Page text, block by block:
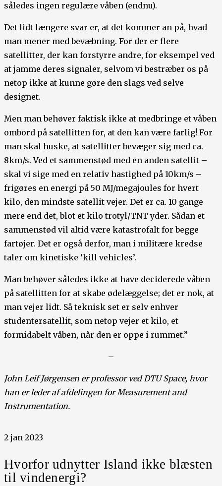
således ingen regulære våben (endnu).
Det lidt længere svar er, at det kommer an på, hvad
man mener med bevæbning. For der er flere
satellitter, der kan forstyrre andre, for eksempel ved
at jamme deres signaler, selvom vi bestræber os på
netop ikke at kunne gøre den slags ved selve
designet.
Men man behøver faktisk ikke at medbringe et våben
ombord på satellitten for, at den kan være farlig! For
man skal huske, at satellitter bevæger sig med ca.
8km/s. Ved et sammenstød med en anden satellit –
skal vi sige med en relativ hastighed på 10km/s –
frigøres en energi på 50 MJ/megajoules for hvert
kilo, den mindste satellit vejer. Det er ca. 10 gange
mere end det, blot et kilo trotyl/TNT yder. Sådan et
sammenstød vil altid være katastrofalt for begge
fartøjer. Det er også derfor, man i militære kredse
taler om kinetiske ‘kill vehicles’.
Man behøver således ikke at have deciderede våben
på satellitten for at skabe ødelæggelse; det er nok, at
man vejer lidt. Så teknisk set er selv enhver
studentersatellit, som netop vejer et kilo, et
formidabelt våben, når den er oppe i rummet.”
–
John Leif Jørgensen er professor ved DTU Space, hvor
han er leder af afdelingen for Measurement and
Instrumentation.
2 jan 2023
Hvorfor udnytter Island ikke blæsten
til vindenergi?